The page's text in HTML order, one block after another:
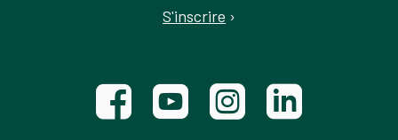
S'inscrire ›